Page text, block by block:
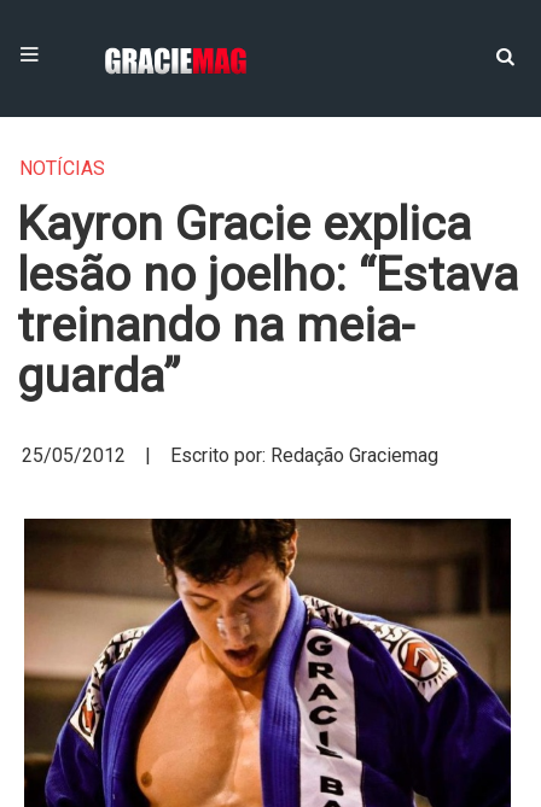
NOTÍCIAS
Kayron Gracie explica
lesão no joelho: “Estava
treinando na meia-
guarda”
25/05/2012 | Escrito por: Redação Graciemag